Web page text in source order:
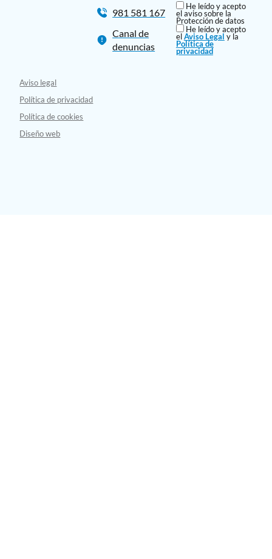
981 581 167
Canal de
denuncias
He leído y acepto
el aviso sobre la
Protección de datos
He leído y acepto
elAviso Legal y la
Política de
privacidad
Aviso legal
Política de privacidad
Política de cookies
Diseño web